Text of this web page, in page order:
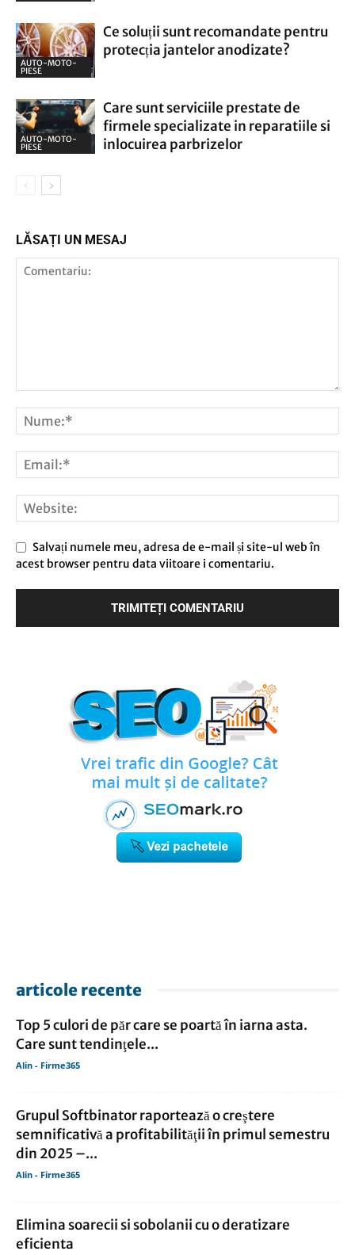
AUTO-MOTO-
PIESE
Ce soluții sunt recomandate pentru
protecția jantelor anodizate?
AUTO-MOTO-
PIESE
Care sunt serviciile prestate de
firmele specializate in reparatiile si
inlocuirea parbrizelor
LĂSAȚI UN MESAJ
Salvați numele meu, adresa de e-mail și site-ul web în
acest browser pentru data viitoare i comentariu.
articole recente
Top 5 culori de păr care se poartă în iarna asta.
Care sunt tendinţele...
Alin - Firme365
Grupul Softbinator raportează o creştere
semnificativă a profitabilităţii în primul semestru
din 2025 –...
Alin - Firme365
Elimina soarecii si sobolanii cu o deratizare
eficienta